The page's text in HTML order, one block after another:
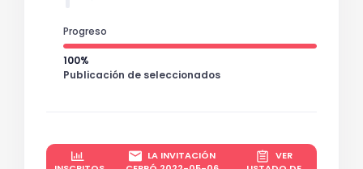
Progreso
100%
Publicación de seleccionados
LA INVITACIÓN
VER